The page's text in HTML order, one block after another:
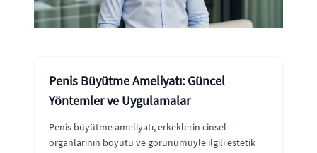
Penis Büyütme Ameliyatı: Güncel
Yöntemler ve Uygulamalar
Penis büyütme ameliyatı, erkeklerin cinsel
organlarının boyutu ve görünümüyle ilgili estetik